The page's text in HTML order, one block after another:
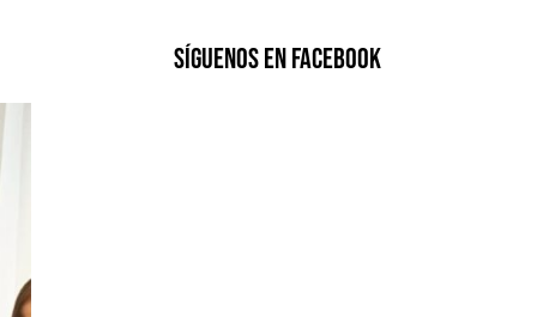
SíGUENOS EN FACEBOOK